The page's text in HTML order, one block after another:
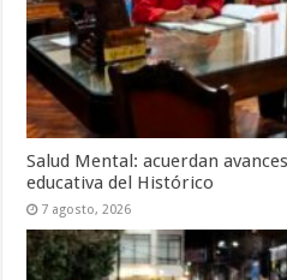
Salud Mental: acuerdan
educativa del Histórico
7 agosto, 2026